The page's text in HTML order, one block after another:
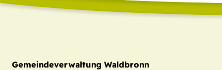
Gemeindeverwaltung Waldbronn